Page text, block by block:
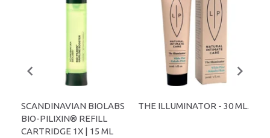
SCANDINAVIAN BIOLABS
BIO-PILIXIN® REFILL
CARTRIDGE 1X | 15 ML
THE ILLUMINATOR - 30 ML.